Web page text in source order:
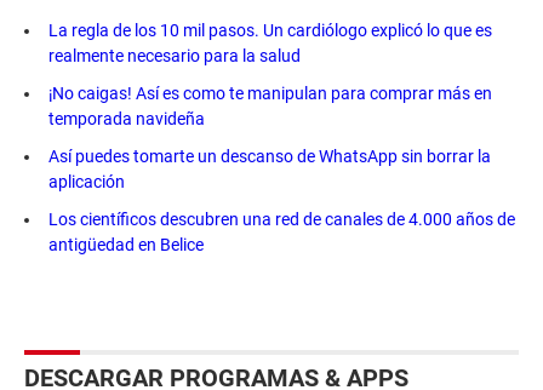
La regla de los 10 mil pasos. Un cardiólogo explicó lo que es
realmente necesario para la salud
¡No caigas! Así es como te manipulan para comprar más en
temporada navideña
Así puedes tomarte un descanso de WhatsApp sin borrar la
aplicación
Los científicos descubren una red de canales de 4.000 años de
antigüedad en Belice
DESCARGAR PROGRAMAS & APPS